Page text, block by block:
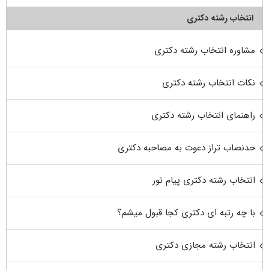
انتخاب رشته دکتری
مشاوره انتخاب رشته دکتری
نکات انتخاب رشته دکتری
راهنمای انتخاب رشته دکتری
حدنصاب تراز دعوت به مصاحبه دکتری
انتخاب رشته دکتری پیام نور
با چه رتبه ای دکتری کجا قبول میشم؟
انتخاب رشته مجازی دکتری